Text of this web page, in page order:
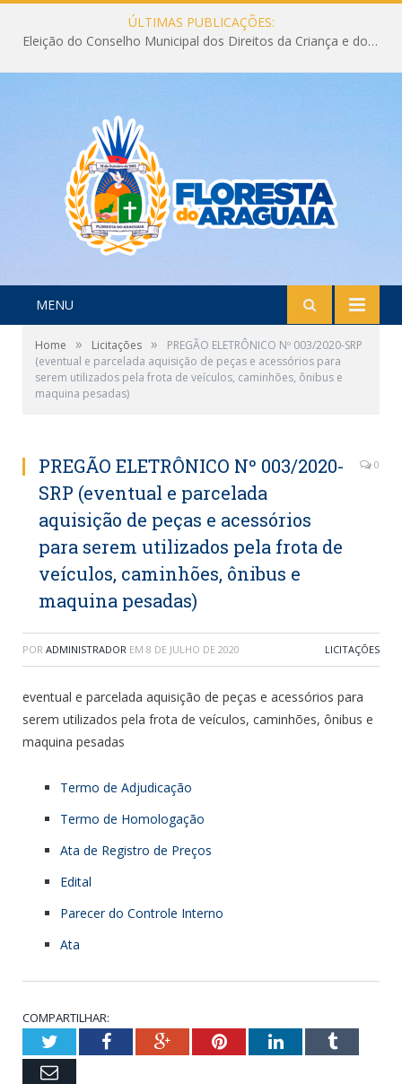
ÚLTIMAS PUBLICAÇÕES:
Eleição do Conselho Municipal dos Direitos da Criança e do Adolescente CMDCA 2026
MENU
Home » Licitações »
PREGÃO ELETRÔNICO Nº 003/2020-SRP
(eventual e parcelada aquisição de peças e acessórios para
serem utilizados pela frota de veículos, caminhões, ônibus e
maquina pesadas)
PREGÃO ELETRÔNICO Nº 003/2020-
SRP (eventual e parcelada
aquisição de peças e acessórios
para serem utilizados pela frota de
veículos, caminhões, ônibus e
maquina pesadas)
0
POR ADMINISTRADOR EM 8 DE JULHO DE 2020 LICITAÇÕES
eventual e parcelada aquisição de peças e acessórios para
serem utilizados pela frota de veículos, caminhões, ônibus e
maquina pesadas
Termo de Adjudicação
Termo de Homologação
Ata de Registro de Preços
Edital
Parecer do Controle Interno
Ata
COMPARTILHAR:
TwitterFacebookGoogle+PinterestLinkedInTumblr
Email